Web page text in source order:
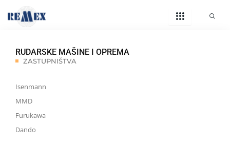
content
RUDARSKE MAŠINE I OPREMA
ZASTUPNIŠTVA
Isenmann
MMD
Furukawa
Dando